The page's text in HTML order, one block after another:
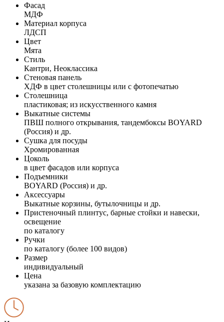
Фасад
МДФ
Материал корпуса
ЛДСП
Цвет
Мята
Стиль
Кантри, Неоклассика
Стеновая панель
ХДФ в цвет столешницы или с фотопечатью
Столешница
пластиковая; из искусственного камня
Выкатные системы
ПВШ полного открывания, тандембоксы BOYARD
(Россия) и др.
Сушка для посуды
Хромированная
Цоколь
в цвет фасадов или корпуса
Подъемники
BOYARD (Россия) и др.
Аксессуары
Выкатные корзины, бутылочницы и др.
Пристеночный плинтус, барные стойки и навески,
освещение
по каталогу
Ручки
по каталогу (более 100 видов)
Размер
индивидуальный
Цена
указана за базовую комплектацию